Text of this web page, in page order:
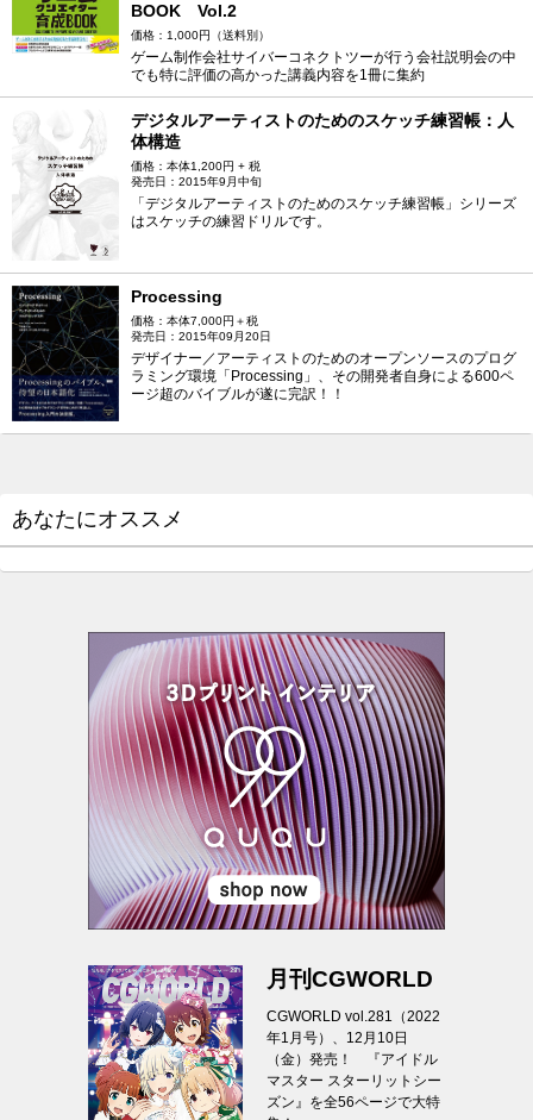
BOOK Vol.2
価格：1,000円（送料別）
ゲーム制作会社サイバーコネクトツーが行う会社説明会の中
でも特に評価の高かった講義内容を1冊に集約
デジタルアーティストのためのスケッチ練習帳：人
体構造
価格：本体1,200円 + 税
発売日：2015年9月中旬
「デジタルアーティストのためのスケッチ練習帳」シリーズ
はスケッチの練習ドリルです。
Processing
価格：本体7,000円＋税
発売日：2015年09月20日
デザイナー／アーティストのためのオープンソースのプログ
ラミング環境「Processing」、その開発者自身による600ペ
ージ超のバイブルが遂に完訳！！
あなたにオススメ
月刊CGWORLD
CGWORLD vol.281（2022
年1月号）、12月10日
（金）発売！ 『アイドル
マスター スターリットシー
ズン』を全56ページで大特